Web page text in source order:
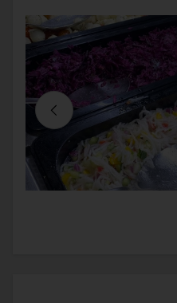
Previous